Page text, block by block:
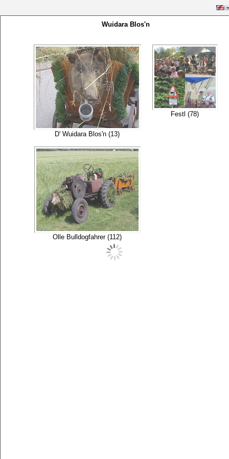
Wuidara Blos'n
D' Wuidara Blos'n (13)
Festl (78)
Olle Bulldogfahrer (112)